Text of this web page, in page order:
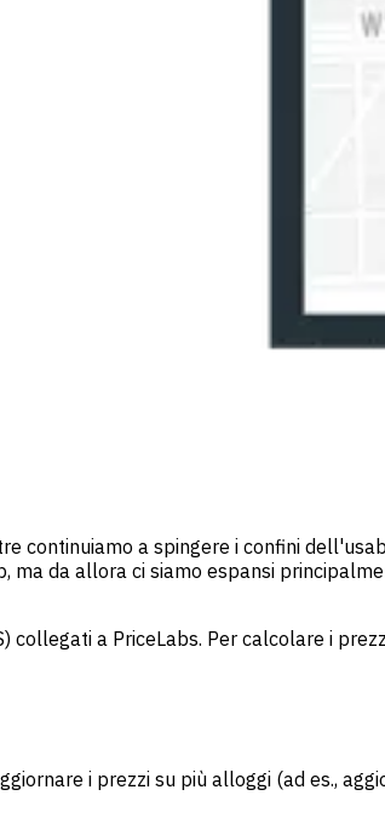
continuiamo a spingere i confini
da allora ci siamo espansi
collegati a PriceLabs. Per calcolare i
i prezzi su più alloggi (ad es.,